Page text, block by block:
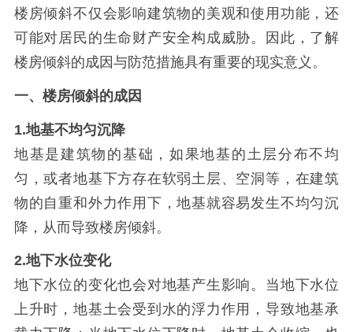
楼房倾斜不仅会影响建筑物的美观和使用功能，还
可能对居民的生命财产安全构成威胁。因此，了解
楼房倾斜的成因与防范措施具有重要的现实意义。
一、楼房倾斜的成因
1.地基不均匀沉降
地基是建筑物的基础，如果地基的土层分布不均
匀，或者地基下方存在软弱土层、空洞等，在建筑
物的自重和外力作用下，地基就容易发生不均匀沉
降，从而导致楼房倾斜。
2.地下水位变化
地下水位的变化也会对地基产生影响。当地下水位
上升时，地基土会受到水的浮力作用，导致地基承